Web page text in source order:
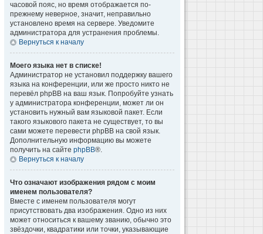
часовой пояс, но время отображается по-
прежнему неверное, значит, неправильно
установлено время на сервере. Уведомите
администратора для устранения проблемы.
Вернуться к началу
Моего языка нет в списке!
Администратор не установил поддержку вашего
языка на конференции, или же просто никто не
перевёл phpBB на ваш язык. Попробуйте узнать
у администратора конференции, может ли он
установить нужный вам языковой пакет. Если
такого языкового пакета не существует, то вы
сами можете перевести phpBB на свой язык.
Дополнительную информацию вы можете
получить на сайте phpBB®.
Вернуться к началу
Что означают изображения рядом с моим
именем пользователя?
Вместе с именем пользователя могут
присутствовать два изображения. Одно из них
может относиться к вашему званию, обычно это
звёздочки, квадратики или точки, указывающие